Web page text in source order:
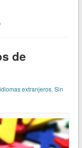
de
extranjeros, Sin